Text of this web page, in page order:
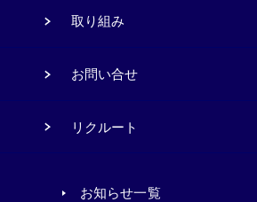
取り組み
お問い合せ
リクルート
お知らせ一覧